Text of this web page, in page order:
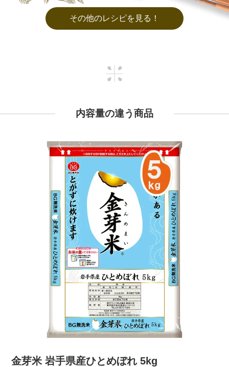
その他のレシピを見る！
内容量の違う商品
金芽米 岩手県産ひとめぼれ 5kg